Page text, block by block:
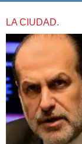
LA CIUDAD.